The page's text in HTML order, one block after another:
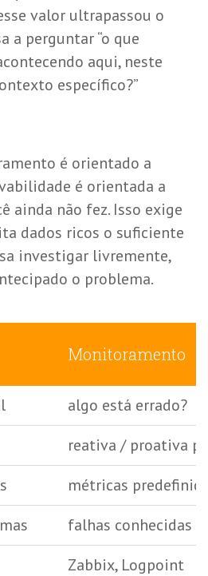
valor ultrapassou o
a perguntar “o que
aqui, neste
específico?”
é orientado a
é orientada a
ainda não fez. Isso exige
dados ricos o suficiente
investigar livremente,
o problema.
Monitoramento
algo está errado?
reativa / proativa
métricas
falhas conhecidas e
Zabbix, Logpoint